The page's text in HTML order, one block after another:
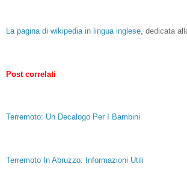
La pagina di wikipedia in lingua inglese, dedicata
Post correlati
Terremoto: Un Decalogo Per I Bambini
Terremoto In Abruzzo: Informazioni Utili